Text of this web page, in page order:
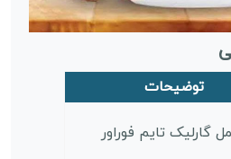
توضیحات
گارلیک تایم فوراور